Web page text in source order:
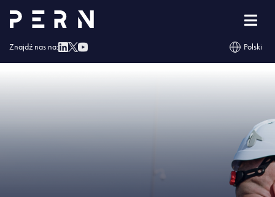
Znajdź nas na: Polski
Strona główna »Fotowoltaika w kolejnych 9 bazach PERN
IMG – Fotowoltaika